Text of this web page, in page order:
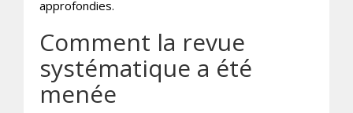
approfondies.
Comment la revue
systématique a été
menée